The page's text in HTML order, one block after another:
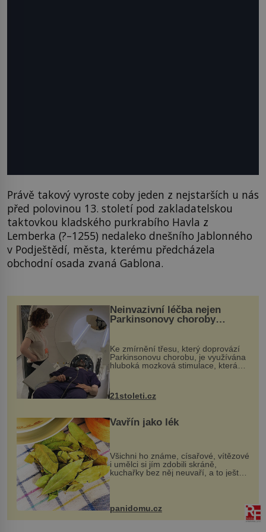
Právě takový vyroste coby jeden z nejstarších u nás
před polovinou 13. století pod zakladatelskou
taktovkou kladského purkrabího Havla z
Lemberka (?–1255) nedaleko dnešního Jablonného
v Podještědí, města, kterému předcházela
obchodní osada zvaná Gablona.
Neinvazivní léčba nejen
Parkinsonovy choroby
Ke zmírnění třesu, který doprovází
Parkinsonovu chorobu, je využívána
hluboká mozková stimulace, která
však vyžaduje vysoce invazivní
zákrok. Ultrazvuk zase není vhodný
k dostatečně přesnému zacílení ...
21stoleti.cz
Vavřín jako lék
Všichni ho známe, císařové, vítězové
i umělci si jím zdobili skráně,
kuchařky bez něj neuvaří, a to ještě
nevíte, že bobkový list může výrazně
zmírnit některé naše neduhy.
Obsahuje v malém množství ně...
panidomu.cz